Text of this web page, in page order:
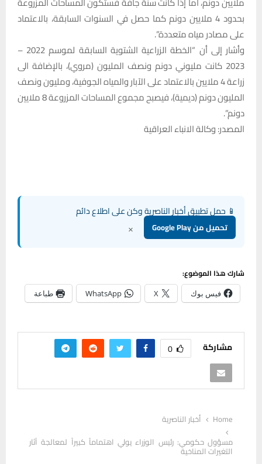
بحدود 4 ملايين دونم كما حصل في السنوات السابقة، بالاعتماد
على مصادر مياه متعددة”.
وأشار إلى أن “الخطة الزراعية الشتوية السابقة لموسم 2022 –
2023 كانت مليوني دونم ونصف المليون (مروي)، بالإضافة الى
زراعة 4 ملايين بالاعتماد على الآبار والمياه الجوفية، ومليون ونصف
المليون دونم (ديمية)، فيصبح مجموع المساحات المزروعة 8 ملايين
دونم”.
المصدر: وكالة الانباء العراقية
📱 حمل تطبيق أخبار الناصرية وكن على اطلاع دائم
تحميل من Google Play ×
شارك هذا الموضوع:
فيس بوك X
WhatsApp طباعة
مشاركة 0
Home
أخبار الناصرية
مسؤول حكومي: رئيس الوزراء يولي اهتماماً كبيراً لمعالجة آثار
التغيرات المناخية